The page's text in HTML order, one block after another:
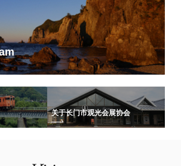
关于长门市观光会展协会